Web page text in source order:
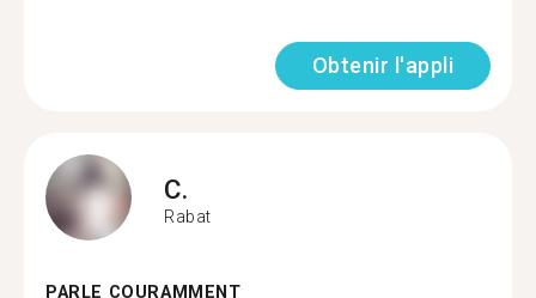
Obtenir l'appli
C.
Rabat
PARLE COURAMMENT